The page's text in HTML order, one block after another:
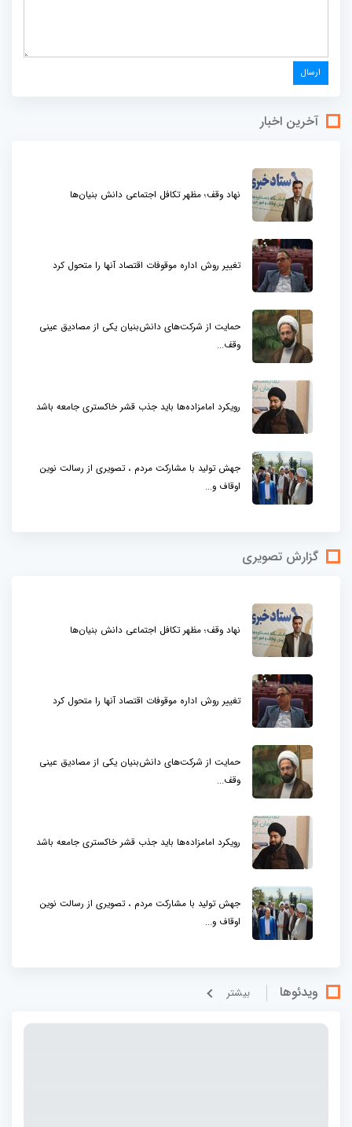
آخرین اخبار
نهاد وقف؛ مظهر تکافل اجتماعی دانش بنیان‌ها
تغییر روش اداره موقوفات اقتصاد آنها را متحول کرد
حمایت از شرکت‌های دانش‌بنیان یکی از مصادیق عینی
وقف...
رویکرد امامزاده‌ها باید جذب قشر خاکستری جامعه باشد
جهش تولید با مشارکت مردم ، تصویری از رسالت نوین
اوقاف و...
گزارش تصویری
نهاد وقف؛ مظهر تکافل اجتماعی دانش بنیان‌ها
تغییر روش اداره موقوفات اقتصاد آنها را متحول کرد
حمایت از شرکت‌های دانش‌بنیان یکی از مصادیق عینی
وقف...
رویکرد امامزاده‌ها باید جذب قشر خاکستری جامعه باشد
جهش تولید با مشارکت مردم ، تصویری از رسالت نوین
اوقاف و...
ویدئوها بيشتر